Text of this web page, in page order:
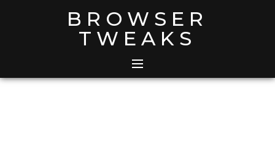
BROWSER
TWEAKS